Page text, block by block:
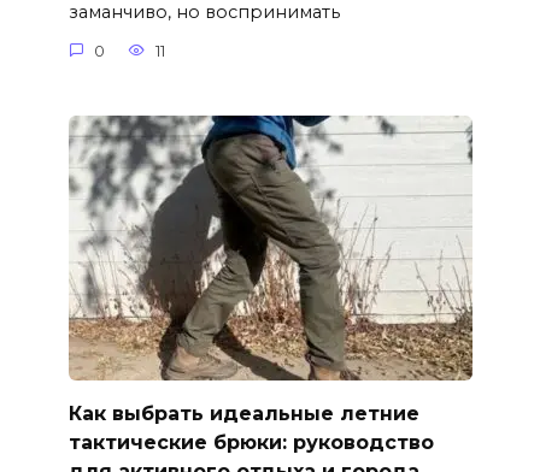
заманчиво, но воспринимать
0 11
Как выбрать идеальные летние
тактические брюки: руководство